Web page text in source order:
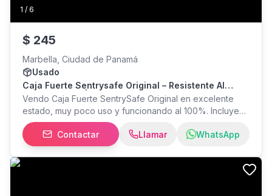
1 / 6
$ 245
Marbella, Ciudad de Panamá
Usado
Caja Fuerte Sentrysafe Original – Resistente Al
Fuego Y Agua | Como Nueva
Vendo Caja Fuerte SentrySafe Original en excelente
estado, muy poco uso y funcionando al 100%. Incluye
llave de seguridad y combinación electrónica, lista para
instalar y utilizar. Ideal para proteger documentos
importantes, dinero en efectivo, joyas, pasaportes,
escrituras, discos duros, USB, laptops y otros objetos
de valor. Especificaciones Marca: SentrySafe Cerradura
Contactar Llamar WhatsApp